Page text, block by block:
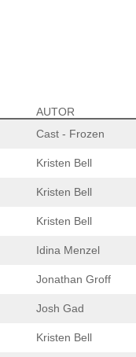
AUTOR
Cast - Frozen
Kristen Bell
Kristen Bell
Kristen Bell
Idina Menzel
Jonathan Groff
Josh Gad
Kristen Bell